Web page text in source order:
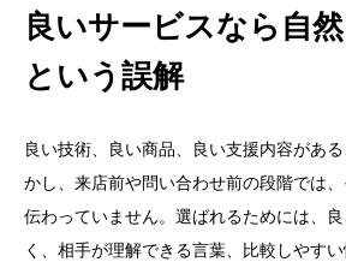
良いサービスなら自
という誤解
良い技術、良い商品、良い支援内容があ
かし、来店前や問い合わせ前の段階では
伝わっていません。選ばれるためには、
く、相手が理解できる言葉、比較しやす